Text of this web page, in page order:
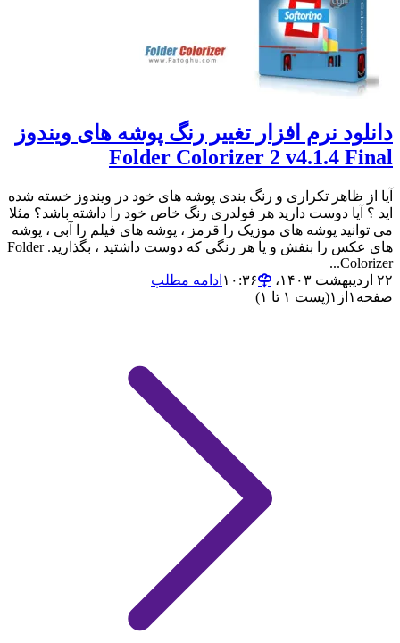
دانلود نرم افزار تغییر رنگ پوشه های ویندوز
Folder Colorizer 2 v4.1.4 Final
آیا از ظاهر تکراری و رنگ بندی پوشه های خود در ویندوز خسته شده
اید ؟ آیا دوست دارید هر فولدری رنگ خاص خود را داشته باشد؟ مثلا
می توانید پوشه های موزیک را قرمز ، پوشه های فیلم را آبی ، پوشه
های عکس را بنفش و یا هر رنگی که دوست داشتید ، بگذارید. Folder
Colorizer...
۲۲ اردیبهشت ۱۴۰۳،‏ ۱۰:۳۶
ادامه مطلب
صفحه ۱ از ۱(پست ۱ تا ۱)